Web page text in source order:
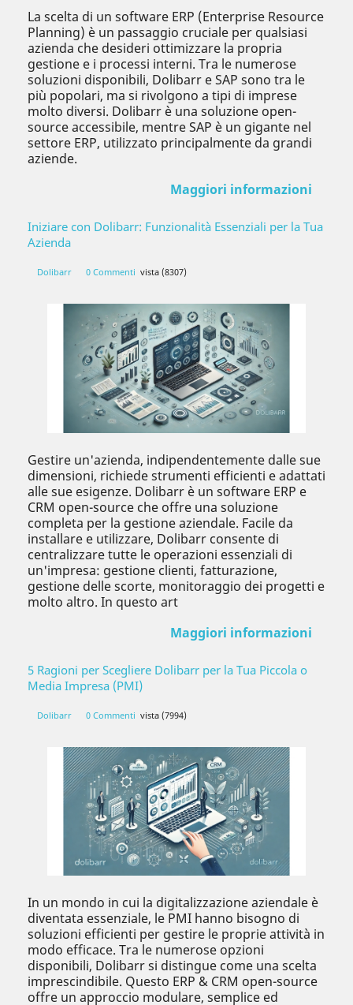
La scelta di un software ERP (Enterprise Resource
Planning) è un passaggio cruciale per qualsiasi
azienda che desideri ottimizzare la propria
gestione e i processi interni. Tra le numerose
soluzioni disponibili, Dolibarr e SAP sono tra le
più popolari, ma si rivolgono a tipi di imprese
molto diversi. Dolibarr è una soluzione open-
source accessibile, mentre SAP è un gigante nel
settore ERP, utilizzato principalmente da grandi
aziende.
Maggiori informazioni
Iniziare con Dolibarr: Funzionalità Essenziali per la Tua
Azienda
Dolibarr 0 Commenti vista (8307)
Gestire un'azienda, indipendentemente dalle sue
dimensioni, richiede strumenti efficienti e adattati
alle sue esigenze. Dolibarr è un software ERP e
CRM open-source che offre una soluzione
completa per la gestione aziendale. Facile da
installare e utilizzare, Dolibarr consente di
centralizzare tutte le operazioni essenziali di
un'impresa: gestione clienti, fatturazione,
gestione delle scorte, monitoraggio dei progetti e
molto altro. In questo art
Maggiori informazioni
5 Ragioni per Scegliere Dolibarr per la Tua Piccola o
Media Impresa (PMI)
Dolibarr 0 Commenti vista (7994)
In un mondo in cui la digitalizzazione aziendale è
diventata essenziale, le PMI hanno bisogno di
soluzioni efficienti per gestire le proprie attività in
modo efficace. Tra le numerose opzioni
disponibili, Dolibarr si distingue come una scelta
imprescindibile. Questo ERP & CRM open-source
offre un approccio modulare, semplice ed